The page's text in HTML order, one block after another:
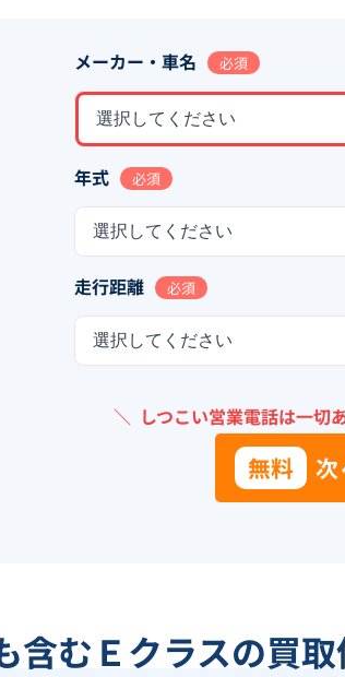
メーカー・車名 必須
選択してください
年式 必須
選択してください
走行距離 必須
選択してください
＼ しつこい営業電話は一切
無料
含むＥクラスの買